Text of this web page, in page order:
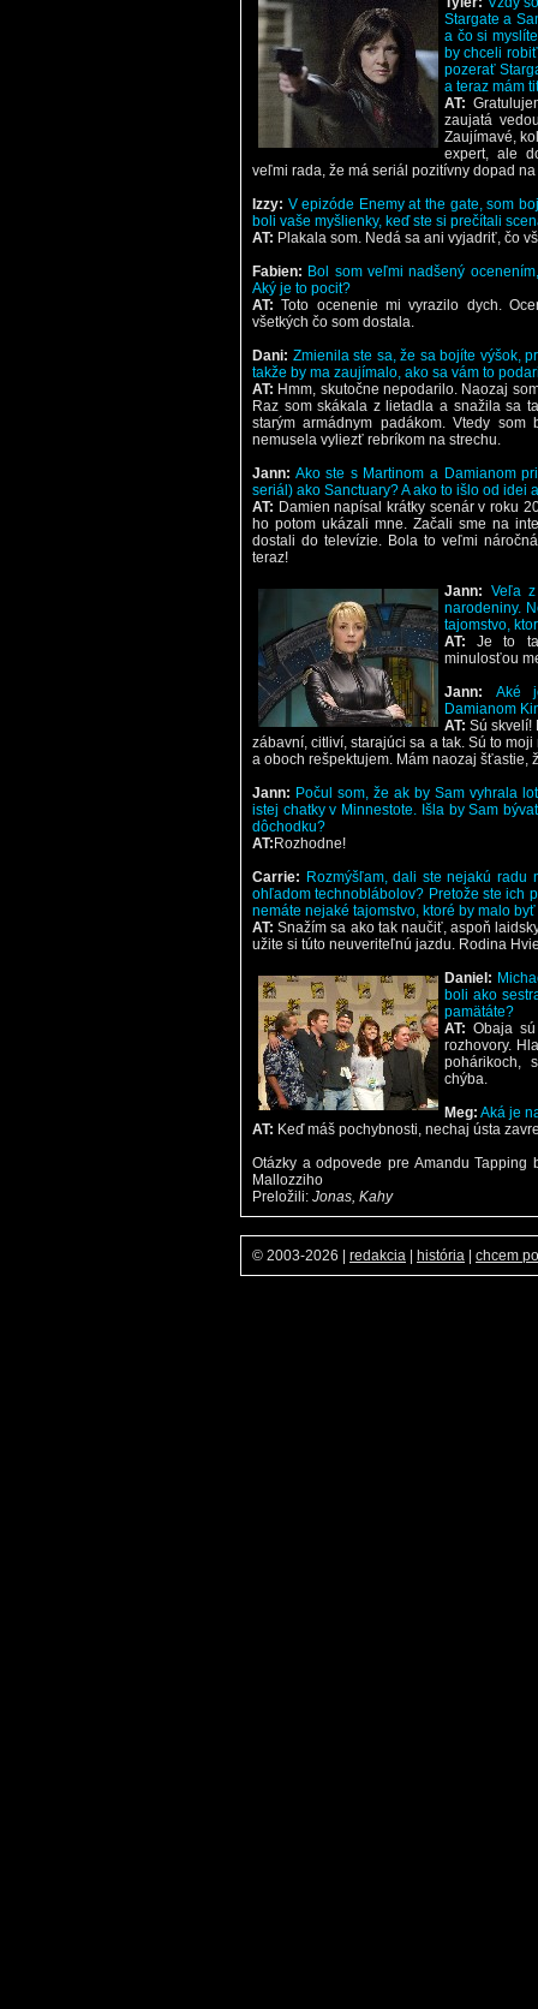
Stargate a
a čo si
by chceli
pozerať
a teraz mám
AT:
zaujatá
Zaujímavé,
expert, ale
veľmi rada, že má seriál pozitívny dopad
Izzy: V epizóde Enemy at the gate, som
boli vaše myšlienky, keď ste si prečítali
AT: Plakala som. Nedá sa ani vyjadriť, čo
Fabien: Bol som veľmi nadšený
Aký je to pocit?
AT: Toto ocenenie mi vyrazilo dych.
všetkých čo som dostala.
Dani: Zmienila ste sa, že sa bojíte výšok,
takže by ma zaujímalo, ako sa vám to
AT: Hmm, skutočne nepodarilo. Naozaj
Raz som skákala z lietadla a snažila sa
starým armádnym padákom. Vtedy
nemusela vyliezť rebríkom na strechu.
Jann: Ako ste s Martinom a Damianom
seriál) ako Sanctuary? A ako to išlo od idei
AT: Damien napísal krátky scenár v roku
ho potom ukázali mne. Začali sme na
dostali do televízie. Bola to veľmi
teraz!
Jann: Veľa
narodeniny.
tajomstvo,
AT: Je to
minulosťou
Jann: Aké
Damianom
AT: Sú skvelí!
zábavní, citliví, starajúci sa a tak. Sú to
a oboch rešpektujem. Mám naozaj šťastie,
Jann: Počul som, že ak by Sam vyhrala
istej chatky v Minnestote. Išla by Sam
dôchodku?
AT: Rozhodne!
Carrie: Rozmýšľam, dali ste nejakú radu
ohľadom technoblábolov? Pretože ste ich
nemáte nejaké tajomstvo, ktoré by malo
AT:Snažím sa ako tak naučiť, aspoň
užite si túto neuveriteľnú jazdu. Rodina
Daniel:
boli ako
pamätáte?
AT: Obaja
rozhovory.
pohárikoch,
chýba.
Meg: Aká je
AT: Keď máš pochybnosti, nechaj ústa
Otázky a odpovede pre Amandu
Mallozziho
Preložili: Jonas, Kahy
© 2003-2026 redakcia história chcem